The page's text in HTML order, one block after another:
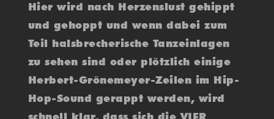
Hier wird nach Herzenslust gehippt
und gehoppt und wenn dabei zum
Teil halsbrecherische Tanzeinlagen
zu sehen sind oder plötzlich einige
Herbert-Grönemeyer-Zeilen im Hip-
Hop-Sound gerappt werden, wird